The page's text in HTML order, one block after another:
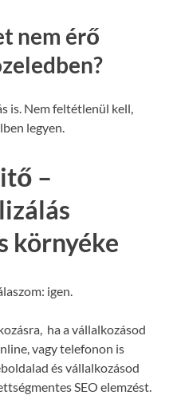
nem érő
is. Nem feltétlenül kell,
legyen.
–
környéke
igen.
ha a vállalkozásod
vagy telefonon is
és vállalkozásod
SEO elemzést.